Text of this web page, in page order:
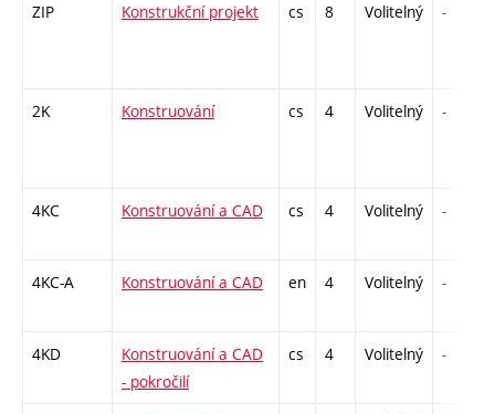
ZIP Konstrukční projekt cs 8 Volitelný -
2K Konstruování cs 4 Volitelný -
4KC Konstruování a CAD cs 4 Volitelný -
4KC-A Konstruování a CAD en 4 Volitelný -
4KD
Konstruování a CAD
- pokročilí
cs 4 Volitelný -